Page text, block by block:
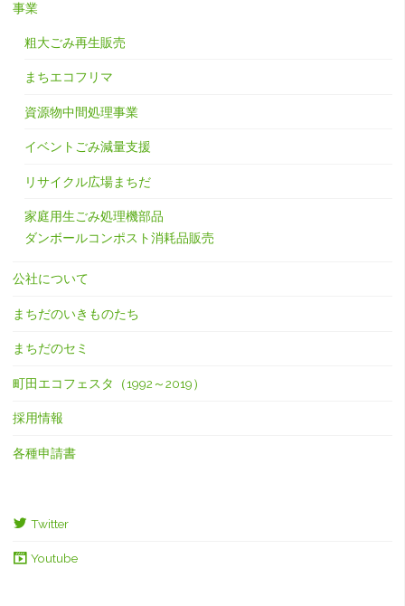
事業
粗大ごみ再生販売
まちエコフリマ
資源物中間処理事業
イベントごみ減量支援
リサイクル広場まちだ
家庭用生ごみ処理機部品
ダンボールコンポスト消耗品販売
公社について
まちだのいきものたち
まちだのセミ
町田エコフェスタ（1992～2019）
採用情報
各種申請書
Twitter
Youtube